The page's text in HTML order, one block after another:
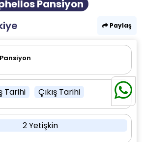
Pansiyon
Paylaş
Tarihi Çıkış Tarihi
2 Yetişkin